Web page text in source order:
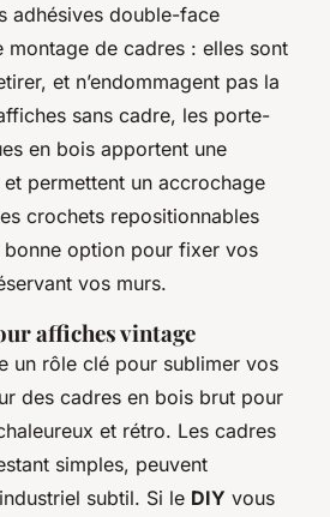
adhésives double-face
montage de cadres : elles sont
et n’endommagent pas la
sans cadre, les porte-
en bois apportent une
permettent un accrochage
crochets repositionnables
bonne option pour fixer vos
vos murs.
affiches vintage
un rôle clé pour sublimer vos
des cadres en bois brut pour
et rétro. Les cadres
simples, peuvent
subtil. Si le DIY vous